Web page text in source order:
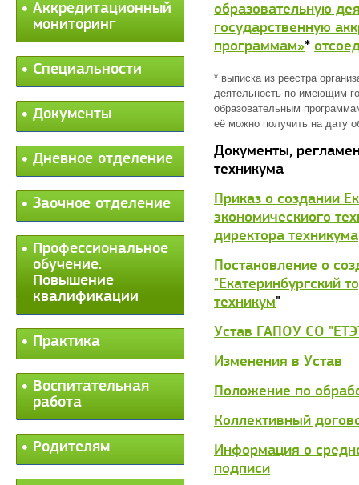
Аккредитационный
мониторинг
Специальности
Документы
Дневное отделение
Заочное отделение
Профессиональное
обучение.
Повышение
квалификации
Практика
Воспитательная
работа
Родителям
образовательную
государственную
программам»*
* выписка из реестра
деятельность по имеющим
образовательным
её можно получить на дату
Документы,
техникума
Приказ о создании
экономическиого
директора техникума
Постановление о
"Екатеринбургский
техникум"
Устав ГАПОУ СО
Изменения в Устав
Положение по
Коллективный
Информация о
подписи